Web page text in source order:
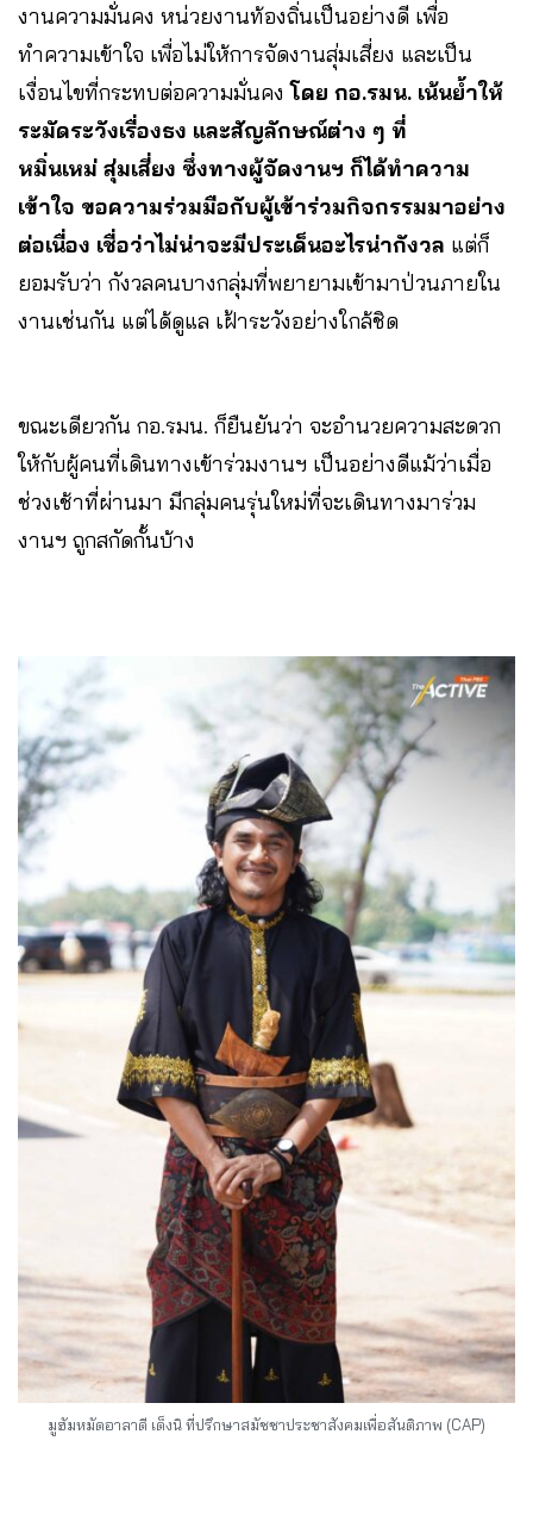
งานความมั่นคง หน่วยงานท้องถิ่นเป็นอย่างดี เพื่อ
ทำความเข้าใจ เพื่อไม่ให้การจัดงานสุ่มเสี่ยง และเป็น
เงื่อนไขที่กระทบต่อความมั่นคงโดย กอ.รมน. เน้นย้ำให้
ระมัดระวังเรื่องธง และสัญลักษณ์ต่าง ๆ ที่
หมิ่นเหม่ สุ่มเสี่ยง ซึ่งทางผู้จัดงานฯ ก็ได้ทำความ
เข้าใจ ขอความร่วมมือกับผู้เข้าร่วมกิจกรรมมาอย่าง
ต่อเนื่อง เชื่อว่าไม่น่าจะมีประเด็นอะไรน่ากังวล แต่ก็
ยอมรับว่า กังวลคนบางกลุ่มที่พยายามเข้ามาป่วนภายใน
งานเช่นกัน แต่ได้ดูแล เฝ้าระวังอย่างใกล้ชิด
ขณะเดียวกัน กอ.รมน. ก็ยืนยันว่า จะอำนวยความสะดวก
ให้กับผู้คนที่เดินทางเข้าร่วมงานฯ เป็นอย่างดีแม้ว่าเมื่อ
ช่วงเช้าที่ผ่านมา มีกลุ่มคนรุ่นใหม่ที่จะเดินทางมาร่วม
งานฯ ถูกสกัดกั้นบ้าง
มูฮัมหมัดอาลาดี เด็งนิ ที่ปรึกษาสมัชชาประชาสังคมเพื่อสันติภาพ (CAP)